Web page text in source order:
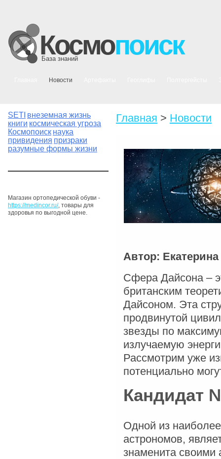
Космопоиск
База знаний
Новости
SETI внеземная жизнь
книги космическая угроза
Космопоиск наука
привидения призраки
разумные формы жизни
Магазин ортопедической обуви -
https://medincor.ru/, товары для
здоровья по выгодной цене.
Главная > Новости
Автор:
Сфера Дайсона –
британским
Дайсоном. Эта
продвинутой
звезды по
излучаемую
Рассмотрим уже
потенциально
Кандидат
Одной из
астрономов,
знаменита